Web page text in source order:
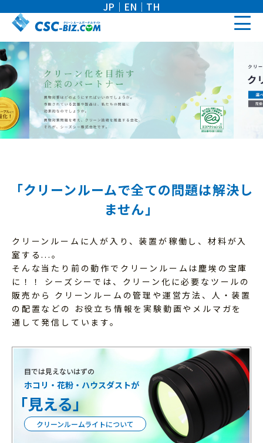
JP ｜ EN ｜ TH
「クリーンルームで全ての問題は解決し
ません」
クリーンルームに人が入り、装置が稼働し、材料が入
室する...。
そんな当たり前の動作でクリーンルームは塵埃の宝庫
に！！
シーズシーでは、クリーン化に必要なツールの
販売から クリーンルームの管理や運営方法、人・装置
の配置などの お役立ち情報を実験動画やメルマガを
通して発信しています。
目では見えないはずの
ホコリ・花粉・ハウスダストが
「見える」
クリーンルームライトについて